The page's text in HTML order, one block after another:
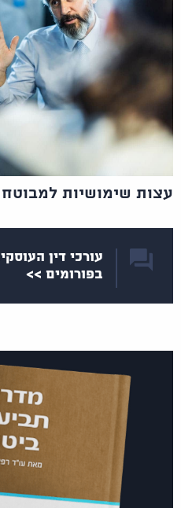
עצות שימושיות
עורכי דין
בפורומים >>